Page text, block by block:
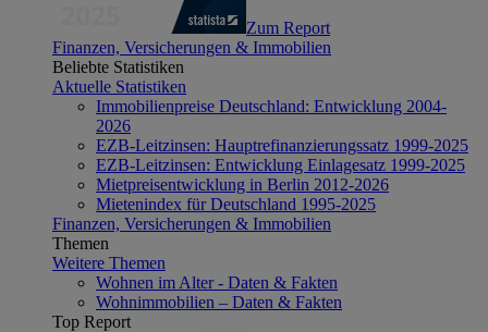
Zum Report
Finanzen, Versicherungen & Immobilien
Beliebte Statistiken
Aktuelle Statistiken
Immobilienpreise Deutschland: Entwicklung 2004-
2026
EZB-Leitzinsen: Hauptrefinanzierungssatz 1999-2025
EZB-Leitzinsen: Entwicklung Einlagesatz 1999-2025
Mietpreisentwicklung in Berlin 2012-2026
Mietenindex für Deutschland 1995-2025
Finanzen, Versicherungen & Immobilien
Themen
Weitere Themen
Wohnen im Alter - Daten & Fakten
Wohnimmobilien – Daten & Fakten
Top Report